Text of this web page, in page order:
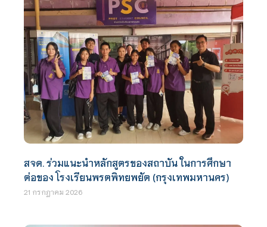
สจด. ร่วมแนะนำหลักสูตรของสถาบัน ในการศึกษา
ต่อของ โรงเรียนพรตพิทยพยัต (กรุงเทพมหานคร)
21 กรกฎาคม 2026